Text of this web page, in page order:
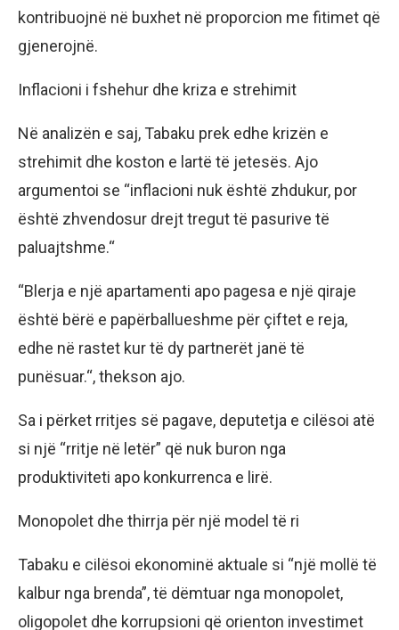
kontribuojnë në buxhet në proporcion me fitimet që
gjenerojnë.
Inflacioni i fshehur dhe kriza e strehimit
Në analizën e saj, Tabaku prek edhe krizën e
strehimit dhe koston e lartë të jetesës. Ajo
argumentoi se “inflacioni nuk është zhdukur, por
është zhvendosur drejt tregut të pasurive të
paluajtshme.“
“Blerja e një apartamenti apo pagesa e një qiraje
është bërë e papërballueshme për çiftet e reja,
edhe në rastet kur të dy partnerët janë të
punësuar.“, thekson ajo.
Sa i përket rritjes së pagave, deputetja e cilësoi atë
si një “rritje në letër” që nuk buron nga
produktiviteti apo konkurrenca e lirë.
Monopolet dhe thirrja për një model të ri
Tabaku e cilësoi ekonominë aktuale si “një mollë të
kalbur nga brenda”, të dëmtuar nga monopolet,
oligopolet dhe korrupsioni që orienton investimet